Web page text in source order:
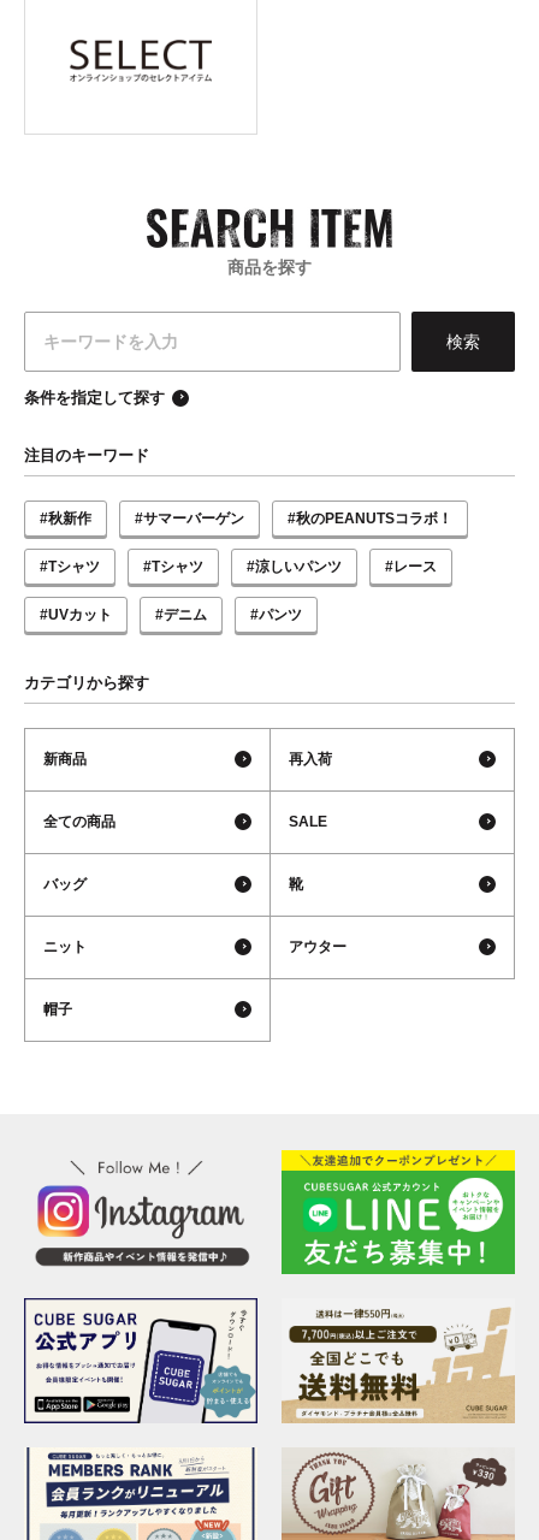
商品を探す
条件を指定して探す
注目のキーワード
#秋新作 #サマーバーゲン #秋のPEANUTSコラボ！
#Tシャツ #Tシャツ #涼しいパンツ #レース
#UVカット #デニム #パンツ
カテゴリから探す
新商品 再入荷
全ての商品 SALE
バッグ 靴
ニット アウター
帽子